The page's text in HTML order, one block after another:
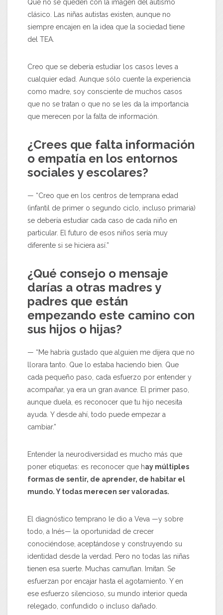
Que no se queden con la imagen del autismo
clásico. Las niñas autistas existen, aunque no
siempre encajen en la idea que la sociedad tiene
del TEA.
Creo que se debería estudiar los casos leves a
cualquier edad. Aunque sólo cuente la experiencia
como madre, soy consciente de muchos casos
que no se tratan o que no se les da la importancia
que merecen por la falta de información.
¿Crees que falta información
o empatía en los entornos
sociales y escolares?
— “Creo que en los centros de temprana edad
(infantil de primer o segundo ciclo, incluso primaria)
se debería estudiar cada caso de cada niño en
particular. El futuro de esos niños sería muy
diferente si se hiciera así.”
¿Qué consejo o mensaje
darías a otras madres y
padres que están
empezando este camino con
sus hijos o hijas?
— “Me habría gustado que alguien me dijera que no
llorara tanto. Que lo estaba haciendo bien. Que
cada pequeño paso, cada esfuerzo por entender y
acompañar, ya era un gran avance. El primer paso,
aunque duela, es reconocer que tu hijo necesita
ayuda. Y desde ahí, todo puede empezar a
cambiar.”
Entender la neurodiversidad es mucho más que
poner etiquetas: es reconocer que hay múltiples
formas de sentir, de aprender, de habitar el
mundo. Y todas merecen ser valoradas.
El diagnóstico temprano le dio a Veva —y sobre
todo, a Inés— la oportunidad de crecer
conociéndose, aceptándose y construyendo su
identidad desde la verdad. Pero no todas las niñas
tienen esa suerte. Muchas camuflan. Imitan. Se
esfuerzan por encajar hasta el agotamiento. Y en
ese esfuerzo silencioso, su mundo interior queda
relegado, confundido o incluso dañado.